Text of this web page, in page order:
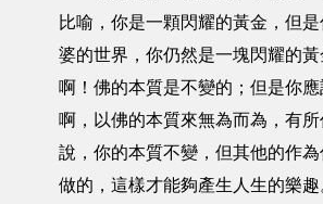
比喻，你是一顆閃耀的黃金，但
婆的世界，你仍然是一塊閃耀的
啊！佛的本質是不變的；但是你
啊，以佛的本質來無為而為，有
說，你的本質不變，但其他的作
做的，這樣才能夠產生人生的樂趣